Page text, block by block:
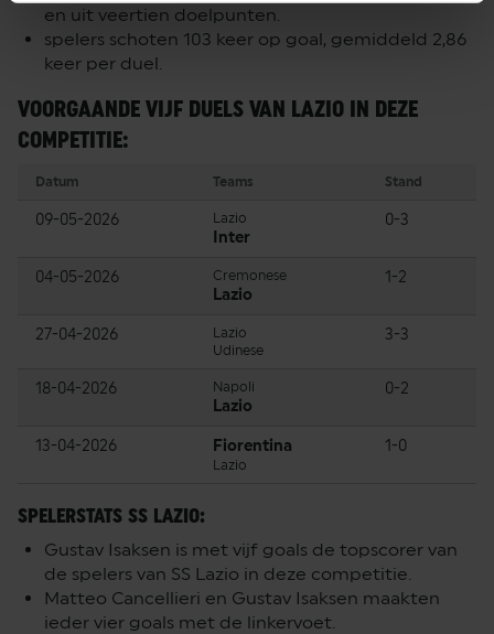
en uit veertien doelpunten.
spelers schoten 103 keer op goal, gemiddeld 2,86
keer per duel.
VOORGAANDE VIJF DUELS VAN LAZIO IN DEZE
COMPETITIE:
Datum Teams Stand
09-05-2026 Lazio
Inter
0-3
04-05-2026 Cremonese
Lazio
1-2
27-04-2026
Lazio
Udinese
3-3
18-04-2026 Napoli
Lazio
0-2
13-04-2026 Fiorentina
Lazio
1-0
SPELERSTATS SS LAZIO:
Gustav Isaksen is met vijf goals de topscorer van
de spelers van SS Lazio in deze competitie.
Matteo Cancellieri en Gustav Isaksen maakten
ieder vier goals met de linkervoet.